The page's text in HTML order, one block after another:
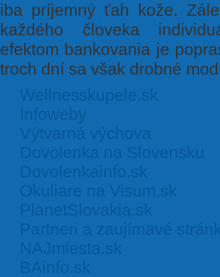
iba príjemný ťah kože.
každého človeka
efektom bankovania je
troch dní sa však drobné
Wellnesskupele.sk
Infoweby
Výtvarná výchova
Dovolenka na Slovensku
Dovolenkainfo.sk
Okuliare na Visum.sk
PlanetSlovakia.sk
Partneri a zaujímavé
NAJmiesta.sk
BAinfo.sk